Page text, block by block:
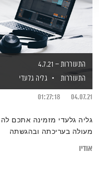
התעוררות – 4.7.21
התעוררות
גליה גלעדי
04.07.21
01:27:18
גליה גלעדי מזמינה אתכם
מעולה בעריכתה ובהגשתה
אודיו